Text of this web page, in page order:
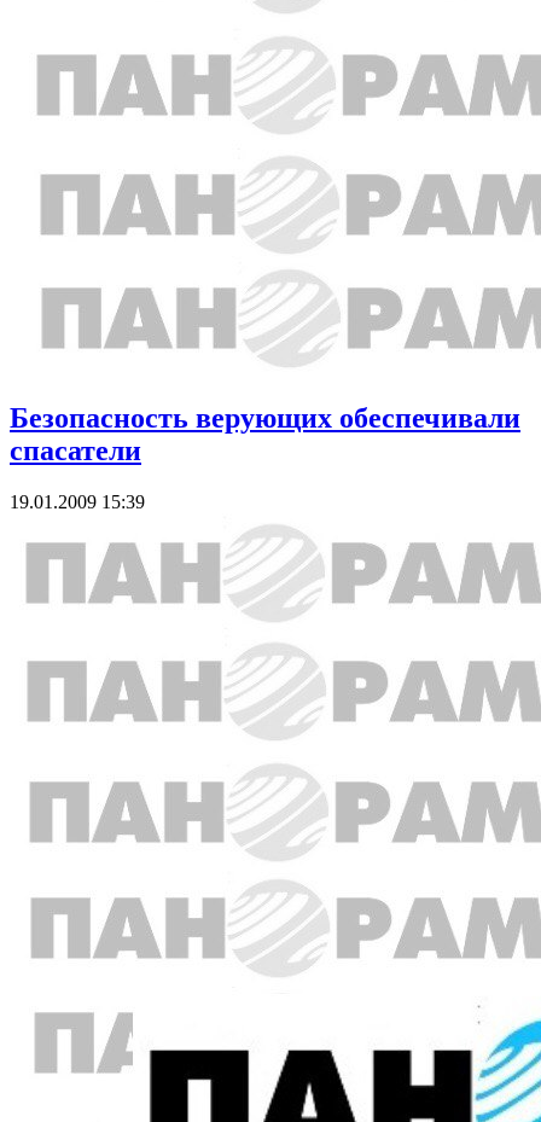
Безопасность верующих обеспечивали
спасатели
19.01.2009 15:39